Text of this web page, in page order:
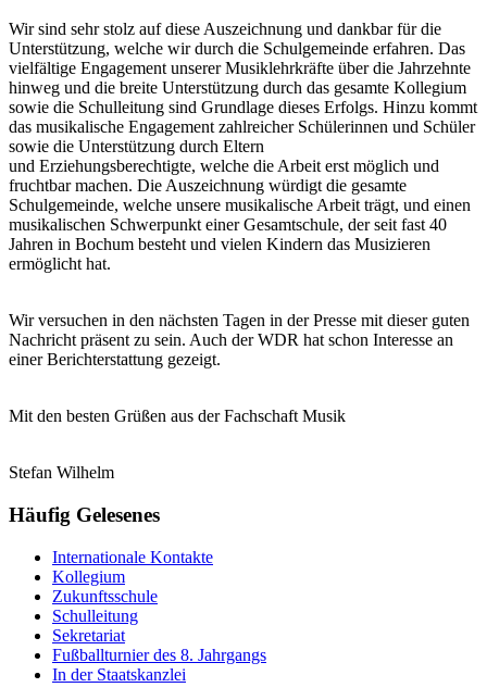
Wir sind sehr stolz auf diese Auszeichnung und dankbar für die
Unterstützung, welche wir durch die Schulgemeinde erfahren. Das
vielfältige Engagement unserer Musiklehrkräfte über die Jahrzehnte
hinweg und die breite Unterstützung durch das gesamte Kollegium
sowie die Schulleitung sind Grundlage dieses Erfolgs. Hinzu kommt
das musikalische Engagement zahlreicher Schülerinnen und Schüler
sowie die Unterstützung durch Eltern
und Erziehungsberechtigte, welche die Arbeit erst möglich und
fruchtbar machen. Die Auszeichnung würdigt die gesamte
Schulgemeinde, welche unsere musikalische Arbeit trägt, und einen
musikalischen Schwerpunkt einer Gesamtschule, der seit fast 40
Jahren in Bochum besteht und vielen Kindern das Musizieren
ermöglicht hat.
Wir versuchen in den nächsten Tagen in der Presse mit dieser guten
Nachricht präsent zu sein. Auch der WDR hat schon Interesse an
einer Berichterstattung gezeigt.
Mit den besten Grüßen aus der Fachschaft Musik
Stefan Wilhelm
Häufig Gelesenes
Internationale Kontakte
Kollegium
Zukunftsschule
Schulleitung
Sekretariat
Fußballturnier des 8. Jahrgangs
In der Staatskanzlei